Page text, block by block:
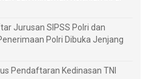
Jurusan SIPSS Polri dan
Polri Dibuka Jenjang
Pendaftaran Kedinasan TNI